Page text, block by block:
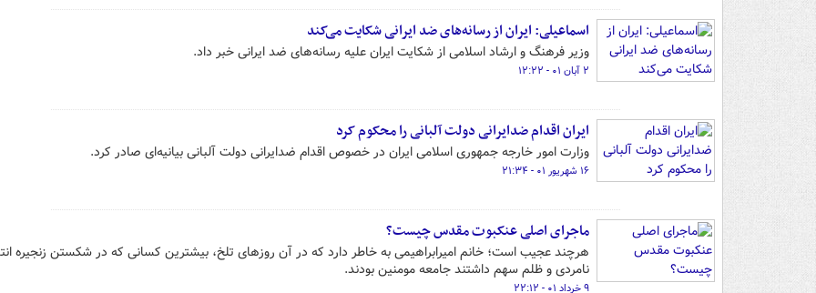
اسماعیلی: ایران از رسانه‌های ضد ایرانی شکایت می‌کند
وزیر فرهنگ و ارشاد اسلامی از شکایت ایران علیه رسانه‌های ضد ایرانی خبر داد.
۲ آبان ۰۱ - ۱۲:۲۲
ایران اقدام ضدایرانی دولت آلبانی را محکوم کرد
وزارت امور خارجه جمهوری اسلامی ایران در خصوص اقدام ضدایرانی دولت آلبانی بیانیه‌ای صادر کرد.
۱۶ شهریور ۰۱ - ۲۱:۳۴
ماجرای اصلی عنکبوت مقدس چیست؟
هرچند عجیب است؛ خانم امیرابراهیمی به خاطر دارد که در آن روزهای تلخ، بیشترین کسانی که در شکستن زنجیره
نامردی و ظلم سهم داشتند جامعه مومنین بودند.
۹ خرداد ۰۱ - ۲۲:۱۲